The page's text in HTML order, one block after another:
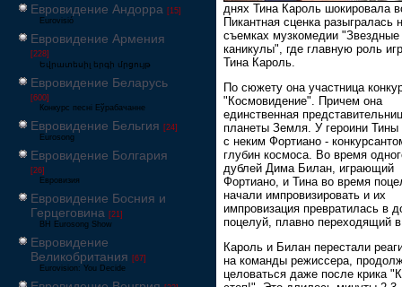
Евровидение Андорра [15]
Eurovisió
Евровидение Армения
[228]
Եվրատեսիլ երգի մրցույթ
Евровидение Беларусь
[600]
Конкурс песні Еўрабачанне
Евровидение Бельгия [24]
Eurosong
Евровидение Болгария
[26]
Евровизия
Евровидение Босния и
Герцеговина [21]
BH Eurosong Show
Евровидение
Великобритания [67]
Eurovision: You Decide
днях Тина Кароль шокировала
Пикантная сценка разыгралась
съемках музкомедии "Звездные
каникулы", где главную роль
Тина Кароль.
По сюжету она участница
"Космовидение". Причем она
единственная
планеты Земля. У героини
с неким Фортиано -
глубин космоса. Во время
дублей Дима Билан, играющий
Фортиано, и Тина во время
начали импровизировать и их
импровизация превратилась в
поцелуй, плавно переходящий
Кароль и Билан перестали
на команды режиссера,
целоваться даже после крика